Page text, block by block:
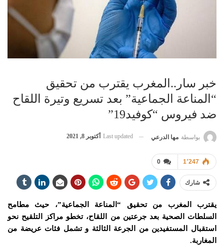
خبر سار..المغرب يقترب من تحقيق
“المناعة الجماعية” بعد تسريع وتيرة اللقاح
ضد فيروس “كوفيد19”
بواسطة مها الدرعي Last updated أكتوبر 8, 2021
0 1٬247
شارك
يقترب المغرب من تحقيق “المناعة الجماعية”، حيث مطامح
السلطات الصحية بعد جرعتين من اللقاح، تخطو مراكز التلقيح نحو
استقبال المستفيدين من الجرعة الثالثة و تشمل فئات عريضة من
المغاربة.